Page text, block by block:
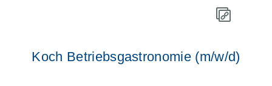
Koch Betriebsgastronomie (m/w/d)